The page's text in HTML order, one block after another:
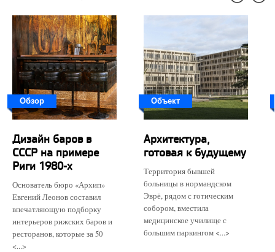
Обзор
Дизайн баров в
СССР на примере
Риги 1980-х
Основатель бюро «Архип»
Евгений Леонов составил
впечатляющую подборку
интерьеров рижских баров и
ресторанов, которые за 50
<...>
Объект
Архитектура,
готовая к будущему
Территория бывшей
больницы в нормандском
Эврё, рядом с готическим
собором, вместила
медицинское училище с
большим паркингом <...>